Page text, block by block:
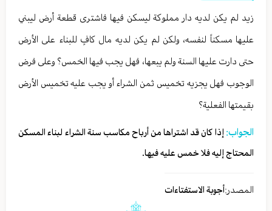
زيد لم يكن لديه دار مملوكة ليسكن فيها فاشترى قطعة أرض ليبني
عليها مسكناً لنفسه، ولكن لم يكن لديه مال كافٍ للبناء على الأرض
حتى دارت عليها السنة ولم يبعها، فهل يجب فيها الخمس؟ وعلى فرض
الوجوب فهل يجزيه تخميس ثمن الشراء أو يجب عليه تخميس الأرض
بقيمتها الفعلية؟
الجواب: إذا كان قد اشتراها من أرباح مكاسب سنة الشراء لبناء المسكن
المحتاج إليه فلا خمس عليه فيها.
المصدر:أجوبة الاستفتاءات